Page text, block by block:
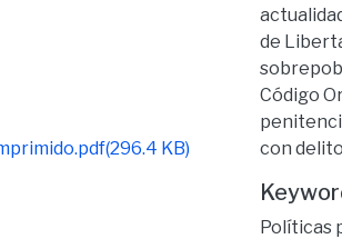
(296.4 KB)
de
Código
con
Políticas